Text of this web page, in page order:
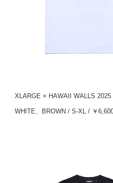
XLARGE × HAWAII WALLS
WHITE、BROWN / S-XL / ￥6,600